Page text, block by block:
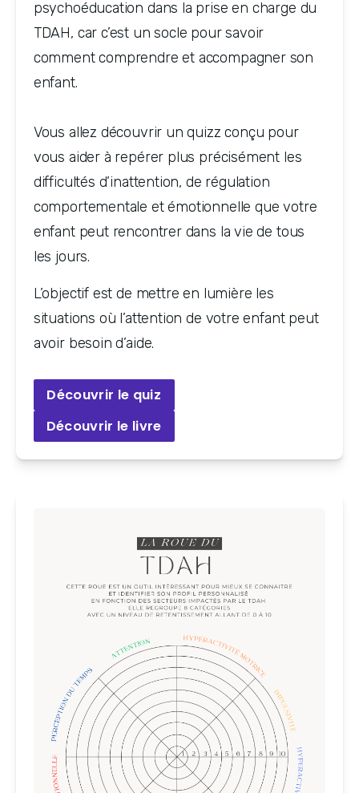
psychoéducation dans la prise en charge du
TDAH, car c’est un socle pour savoir
comment comprendre et accompagner son
enfant.
Vous allez découvrir un quizz conçu pour
vous aider à repérer plus précisément les
difficultés d’inattention, de régulation
comportementale et émotionnelle que votre
enfant peut rencontrer dans la vie de tous
les jours.
L’objectif est de mettre en lumière les
situations où l’attention de votre enfant peut
avoir besoin d’aide.
Découvrir le quiz
Découvrir le livre